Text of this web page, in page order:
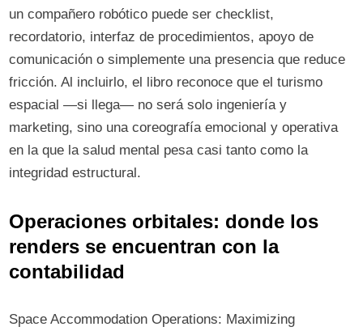
un compañero robótico puede ser checklist,
recordatorio, interfaz de procedimientos, apoyo de
comunicación o simplemente una presencia que reduce
fricción. Al incluirlo, el libro reconoce que el turismo
espacial —si llega— no será solo ingeniería y
marketing, sino una coreografía emocional y operativa
en la que la salud mental pesa casi tanto como la
integridad estructural.
Operaciones orbitales: donde los
renders se encuentran con la
contabilidad
Space Accommodation Operations: Maximizing